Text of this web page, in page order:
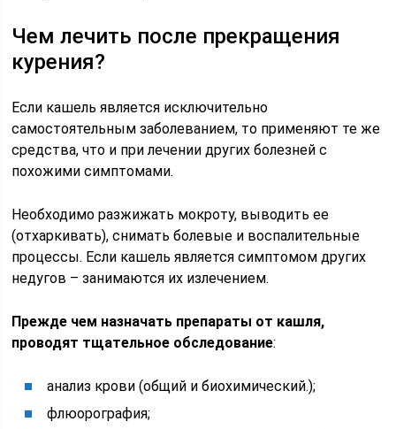
Чем лечить после прекращения
курения?
Если кашель является исключительно
самостоятельным заболеванием, то применяют те же
средства, что и при лечении других болезней с
похожими симптомами.
Необходимо разжижать мокроту, выводить ее
(отхаркивать), снимать болевые и воспалительные
процессы. Если кашель является симптомом других
недугов – занимаются их излечением.
Прежде чем назначать препараты от кашля,
проводят тщательное обследование:
анализ крови (общий и биохимический.);
флюорография;